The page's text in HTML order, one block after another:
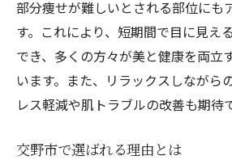
施術前後の違いを実感す
実際に体験したお客様の感想
短期間で結果を出す交野市の
アの効果
集中ケアプログラムのステ
部分痩せが難しいとされる部位にも
す。これにより、短期間で目に見え
でき、多くの方々が美と健康を両立
います。また、リラックスしながら
レス軽減や肌トラブルの改善も期待
交野市で選ばれる理由とは